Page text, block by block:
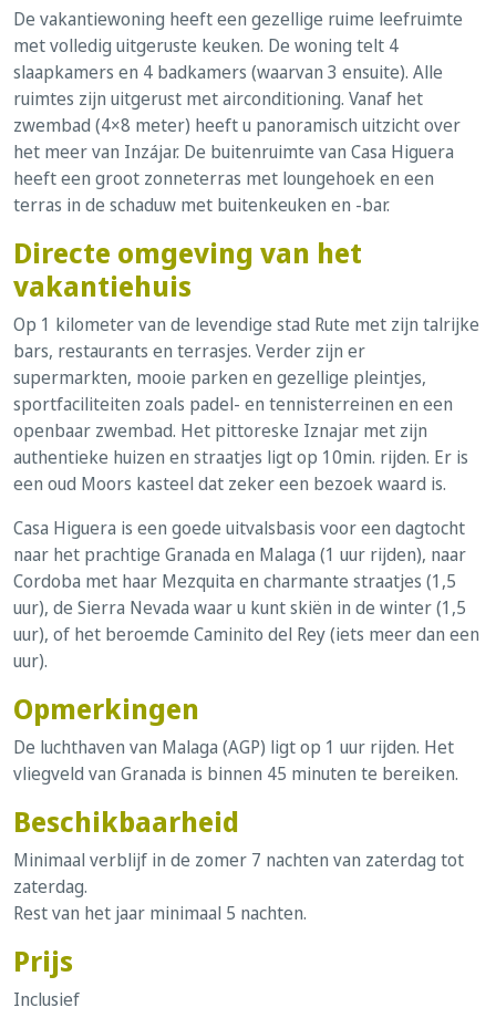
De vakantiewoning heeft een gezellige ruime leefruimte
met volledig uitgeruste keuken. De woning telt 4
slaapkamers en 4 badkamers (waarvan 3 ensuite). Alle
ruimtes zijn uitgerust met airconditioning. Vanaf het
zwembad (4×8 meter) heeft u panoramisch uitzicht over
het meer van Inzájar. De buitenruimte van Casa Higuera
heeft een groot zonneterras met loungehoek en een
terras in de schaduw met buitenkeuken en -bar.
Directe omgeving van het
vakantiehuis
Op 1 kilometer van de levendige stad Rute met zijn talrijke
bars, restaurants en terrasjes. Verder zijn er
supermarkten, mooie parken en gezellige pleintjes,
sportfaciliteiten zoals padel- en tennisterreinen en een
openbaar zwembad. Het pittoreske Iznajar met zijn
authentieke huizen en straatjes ligt op 10min. rijden. Er is
een oud Moors kasteel dat zeker een bezoek waard is.
Casa Higuera is een goede uitvalsbasis voor een dagtocht
naar het prachtige Granada en Malaga (1 uur rijden), naar
Cordoba met haar Mezquita en charmante straatjes (1,5
uur), de Sierra Nevada waar u kunt skiën in de winter (1,5
uur), of het beroemde Caminito del Rey (iets meer dan een
uur).
Opmerkingen
De luchthaven van Malaga (AGP) ligt op 1 uur rijden. Het
vliegveld van Granada is binnen 45 minuten te bereiken.
Beschikbaarheid
Minimaal verblijf in de zomer 7 nachten van zaterdag tot
zaterdag.
Rest van het jaar minimaal 5 nachten.
Prijs
Inclusief